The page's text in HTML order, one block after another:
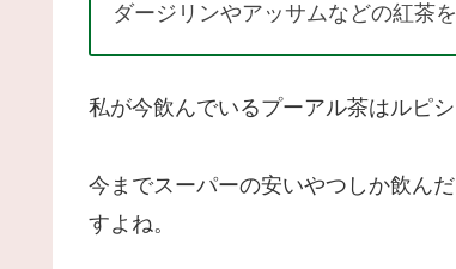
ダージリンやアッサムなどの紅茶
私が今飲んでいるプーアル茶はルピ
今までスーパーの安いやつしか飲ん
すよね。